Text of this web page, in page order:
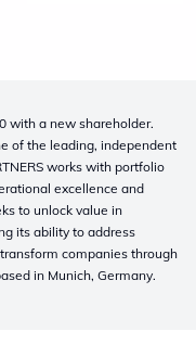
with a new shareholder.
of the leading, independent
works with portfolio
excellence and
to unlock value in
its ability to address
companies through
in Munich, Germany.